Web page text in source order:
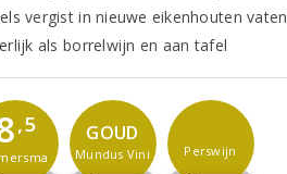
vergist in nieuwe eikenhouten vaten
als borrelwijn en aan tafel
,5 GOUD
Mundus Vini
Perswijn